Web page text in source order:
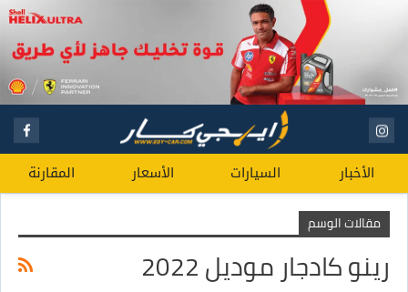
الأخبار السيارات الأسعار المقارنة
مقالات الوسم
رينو كادجار موديل 2022